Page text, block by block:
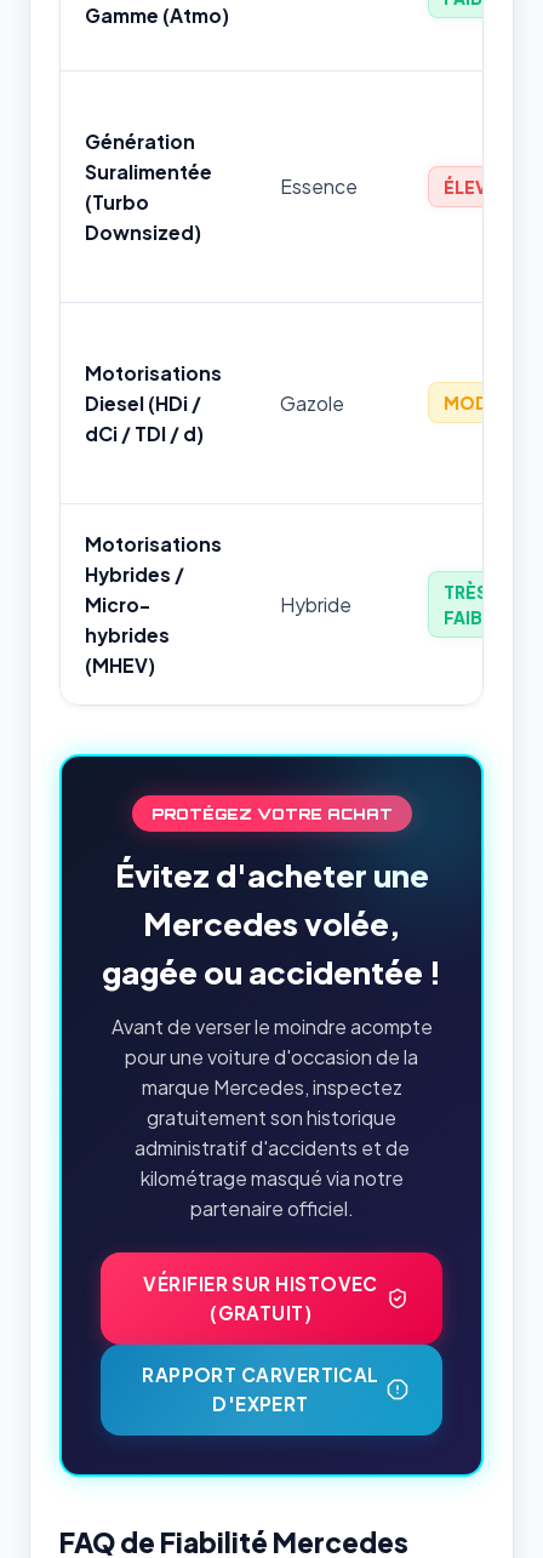
Gamme (Atmo)
Génération
Suralimentée
(Turbo
Downsized)
Essence ÉLEVÉ
Motorisations
Diesel (HDi /
dCi / TDI / d)
Gazole MODÉRÉ
Motorisations
Hybrides /
Micro-
hybrides
(MHEV)
Hybride
TRÈS
FAIBLE
PROTÉGEZ VOTRE ACHAT
Évitez d'acheter une
Mercedes volée,
gagée ou accidentée !
Avant de verser le moindre acompte
pour une voiture d'occasion de la
marque Mercedes, inspectez
gratuitement son historique
administratif d'accidents et de
kilométrage masqué via notre
partenaire officiel.
VÉRIFIER SUR HISTOVEC
(GRATUIT)
RAPPORT CARVERTICAL
D'EXPERT
FAQ de Fiabilité Mercedes